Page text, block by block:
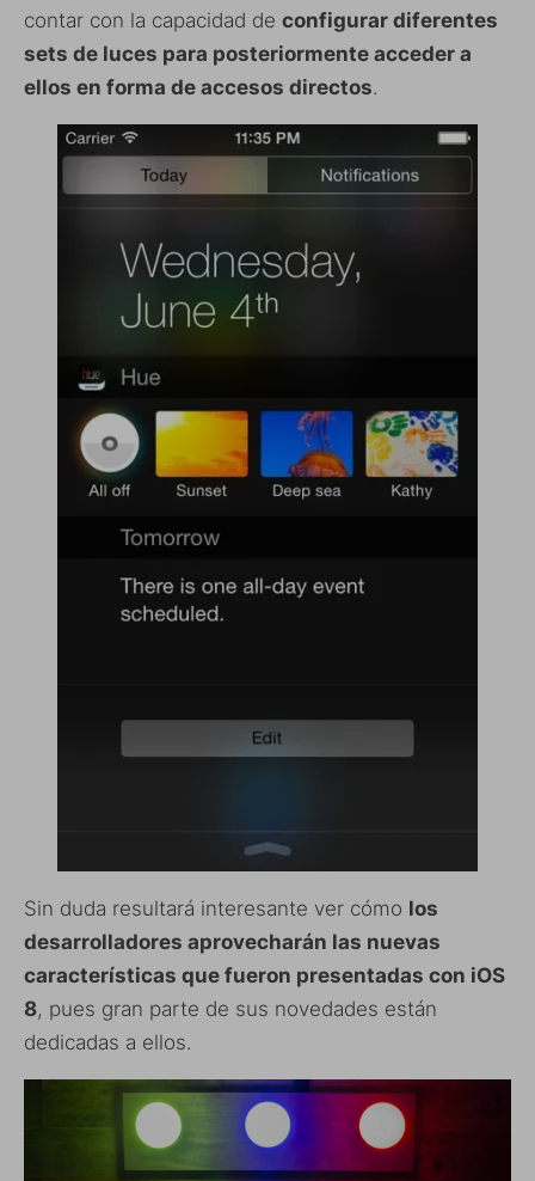
contar con la capacidad de configurar diferentes
sets de luces para posteriormente acceder a
ellos en forma de accesos directos.
Sin duda resultará interesante ver cómo los
desarrolladores aprovecharán las nuevas
características que fueron presentadas con iOS
8, pues gran parte de sus novedades están
dedicadas a ellos.